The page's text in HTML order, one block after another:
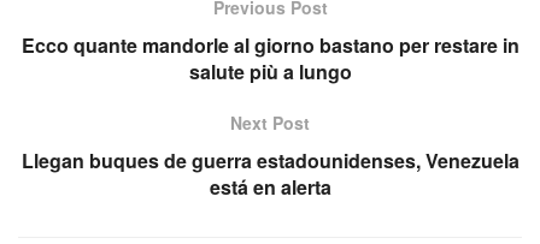
Previous Post
Ecco quante mandorle al giorno bastano per restare in
salute più a lungo
Next Post
Llegan buques de guerra estadounidenses, Venezuela
está en alerta